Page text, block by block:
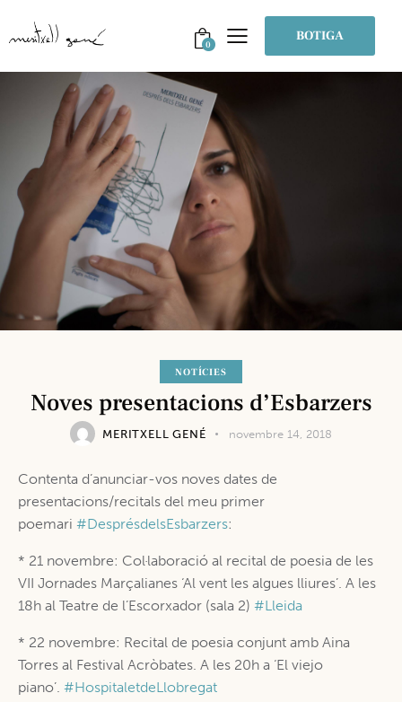
0 BOTIGA
NOTÍCIES
Noves presentacions d’Esbarzers
MERITXELL GENÉ novembre 14, 2018
Contenta d’anunciar-vos noves dates de
presentacions/recitals del meu primer
poemari #DesprésdelsEsbarzers:
* 21 novembre: Col·laboració al recital de poesia de les
VII Jornades Marçalianes ‘Al vent les algues lliures’. A les
18h al Teatre de l’Escorxador (sala 2) #Lleida
* 22 novembre: Recital de poesia conjunt amb Aina
Torres al Festival Acròbates. A les 20h a ‘El viejo
piano’. #HospitaletdeLlobregat